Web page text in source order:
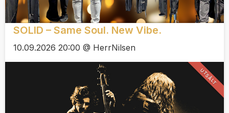
SOLID – Same Soul. New Vibe.
10.09.2026 20:00 @ HerrNilsen
UTSÅLT